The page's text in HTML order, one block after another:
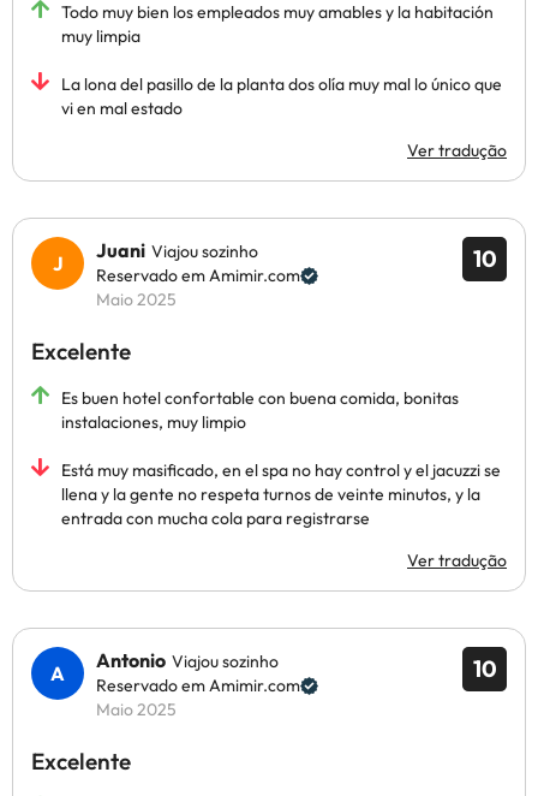
Todo muy bien los empleados muy amables y la habitación
muy limpia
La lona del pasillo de la planta dos olía muy mal lo único que
vi en mal estado
Ver tradução
10
Juani Viajou sozinho
Reservado em Amimir.com
Maio 2025
Excelente
Es buen hotel confortable con buena comida, bonitas
instalaciones, muy limpio
Está muy masificado, en el spa no hay control y el jacuzzi se
llena y la gente no respeta turnos de veinte minutos, y la
entrada con mucha cola para registrarse
Ver tradução
10
Antonio Viajou sozinho
Reservado em Amimir.com
Maio 2025
Excelente